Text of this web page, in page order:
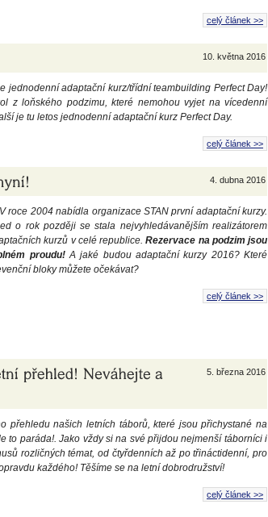
celý článek >>
10. května 2016
jednodenní adaptační kurz/třídní teambuilding Perfect Day!
z loňského podzimu, které nemohou vyjet na vícedenní
je tu letos jednodenní adaptační kurz Perfect Day.
celý článek >>
4. dubna 2016
V roce 2004 nabídla organizace STAN první adaptační kurzy.
o rok později se stala nejvyhledávanějším realizátorem
kurzů v celé republice.Rezervace na podzim jsou
proudu!A jaké budou adaptační kurzy 2016? Které
bloky můžete očekávat?
celý článek >>
5. března 2016
přehledu našich letních táborů, které jsou přichystané na
to paráda!. Jako vždy si na své přijdou nejmenší táborníci i
rozličných témat, od čtyřdenních až po třináctidenní, pro
každého! Těšíme se na letní dobrodružství!
celý článek >>